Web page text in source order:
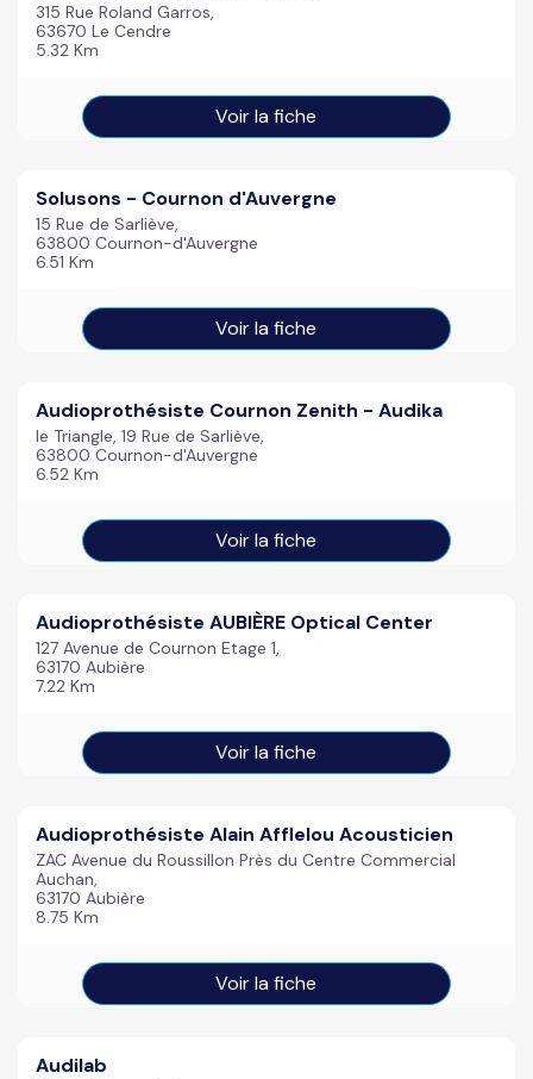
315 Rue Roland Garros,
63670 Le Cendre
5.32 Km
Voir la fiche
Solusons - Cournon d'Auvergne
15 Rue de Sarliève,
63800 Cournon-d'Auvergne
6.51 Km
Voir la fiche
Audioprothésiste Cournon Zenith - Audika
le Triangle, 19 Rue de Sarliève,
63800 Cournon-d'Auvergne
6.52 Km
Voir la fiche
Audioprothésiste AUBIÈRE Optical Center
127 Avenue de Cournon Etage 1,
63170 Aubière
7.22 Km
Voir la fiche
Audioprothésiste Alain Afflelou Acousticien
ZAC Avenue du Roussillon Près du Centre Commercial
Auchan,
63170 Aubière
8.75 Km
Voir la fiche
Audilab